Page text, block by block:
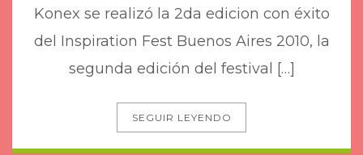
Konex se realizó la 2da edicion con éxito
del Inspiration Fest Buenos Aires 2010, la
segunda edición del festival […]
SEGUIR LEYENDO